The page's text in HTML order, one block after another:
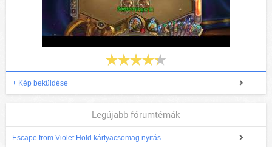
+ Kép beküldése
Legújabb fórumtémák
Escape from Violet Hold kártyacsomag nyitás